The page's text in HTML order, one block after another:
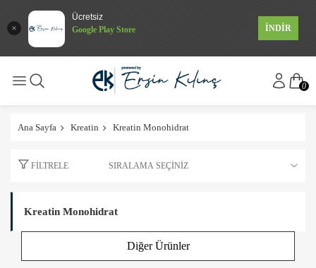
Ücretsiz
Google Play Store
İNDİR
0
Ana Sayfa Kreatin Kreatin Monohidrat
FILTRELE
Kreatin Monohidrat
Diğer Ürünler